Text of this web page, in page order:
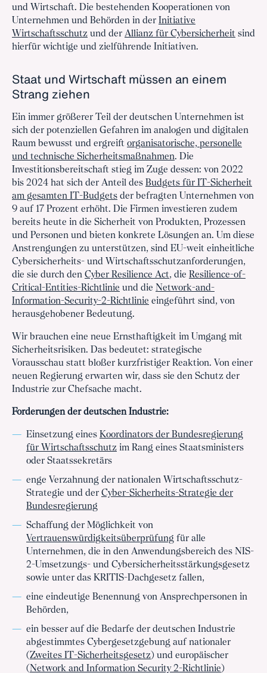
und Wirtschaft. Die bestehenden Kooperationen von
Unternehmen und Behörden in der Initiative
Wirtschaftsschutz und der Allianz für Cybersicherheit sind
hierfür wichtige und zielführende Initiativen.
Staat und Wirtschaft müssen an einem
Strang ziehen
Ein immer größerer Teil der deutschen Unternehmen ist
sich der potenziellen Gefahren im analogen und digitalen
Raum bewusst und ergreift organisatorische, personelle
und technische Sicherheitsmaßnahmen. Die
Investitionsbereitschaft stieg im Zuge dessen: von 2022
bis 2024 hat sich der Anteil des Budgets für IT-Sicherheit
am gesamten IT-Budgets der befragten Unternehmen von
9 auf 17 Prozent erhöht. Die Firmen investieren zudem
bereits heute in die Sicherheit von Produkten, Prozessen
und Personen und bieten konkrete Lösungen an. Um diese
Anstrengungen zu unterstützen, sind EU-weit einheitliche
Cybersicherheits- und Wirtschaftsschutzanforderungen,
die sie durch den Cyber Resilience Act, die Resilience-of-
Critical-Entities-Richtlinie und die Network-and-
Information-Security-2-Richtlinie eingeführt sind, von
herausgehobener Bedeutung.
Wir brauchen eine neue Ernsthaftigkeit im Umgang mit
Sicherheitsrisiken. Das bedeutet: strategische
Vorausschau statt bloßer kurzfristiger Reaktion. Von einer
neuen Regierung erwarten wir, dass sie den Schutz der
Industrie zur Chefsache macht.
Forderungen der deutschen Industrie:
Einsetzung eines Koordinators der Bundesregierung
für Wirtschaftsschutz im Rang eines Staatsministers
oder Staatssekretärs
enge Verzahnung der nationalen Wirtschaftsschutz-
Strategie und der Cyber-Sicherheits-Strategie der
Bundesregierung
Schaffung der Möglichkeit von
Vertrauenswürdigkeitsüberprüfung für alle
Unternehmen, die in den Anwendungsbereich des NIS-
2-Umsetzungs- und Cybersicherheitsstärkungsgesetz
sowie unter das KRITIS-Dachgesetz fallen,
eine eindeutige Benennung von Ansprechpersonen in
Behörden,
ein besser auf die Bedarfe der deutschen Industrie
abgestimmtes Cybergesetzgebung auf nationaler
(Zweites IT-Sicherheitsgesetz) und europäischer
(Network and Information Security 2-Richtlinie)